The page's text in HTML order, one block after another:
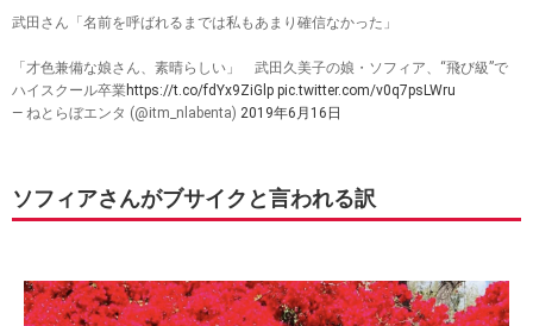
武田さん「名前を呼ばれるまでは私もあまり確信なかった」
「才色兼備な娘さん、素晴らしい」 武田久美子の娘・ソフィア、“飛び級”で
ハイスクール卒業https://t.co/fdYx9ZiGlp pic.twitter.com/v0q7psLWru
— ねとらぼエンタ (@itm_nlabenta) 2019年6月16日
ソフィアさんがブサイクと言われる訳